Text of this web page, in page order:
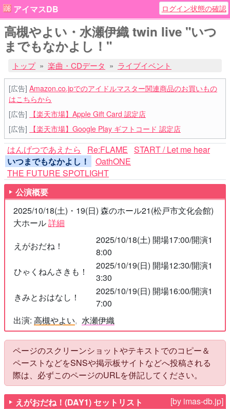
アイマスDB ログイン状態の確認
高槻やよい・水瀬伊織 twin live "いつ
までもなかよし！"
トップ 楽曲・CDデータ ライブイベント
[広告] Amazon.co.jpでのアイドルマスター関連商品のお買いもの
はこちらから
[広告]
【楽天市場】Apple Gift Card 認定店
[広告]
【楽天市場】Google Play ギフトコード 認定店
はんげつであえたら Re:FLAME START / Let me hear
いつまでもなかよし！
OathONE
THE FUTURE SPOTLIGHT
公演概要
2025/10/18(土)・19(日) 森のホール21(松戸市文化会館)
大ホール詳細
えがおだね！
2025/10/18(土) 開場17:00/開演1
8:00
ひゃくねんさきも！
2025/10/19(日) 開場12:30/開演1
3:30
きみとおはなし！
2025/10/19(日) 開場16:00/開演1
7:00
出演: 高槻やよい 水瀬伊織
ページのスクリーンショットやテキストでのコピー＆
ペーストなどをSNSや掲示板サイトなどへ投稿される
際は、必ずこのページのURLを併記してください。
[by imas-db.jp]
えがおだね！(DAY1) セットリスト